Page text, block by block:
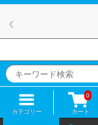
カテゴリー カート
0